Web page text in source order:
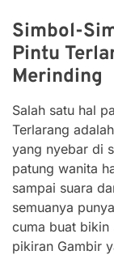
Simbol-
Pintu
Merinding
Salah satu hal
Terlarang
yang nyebar di
patung wanita
sampai suara
semuanya
cuma buat bikin
pikiran Gambir